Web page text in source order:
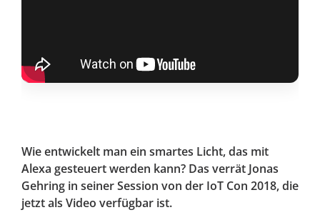
Wie entwickelt man ein smartes Licht, das mit
Alexa gesteuert werden kann? Das verrät Jonas
Gehring in seiner Session von der IoT Con 2018, die
jetzt als Video verfügbar ist.